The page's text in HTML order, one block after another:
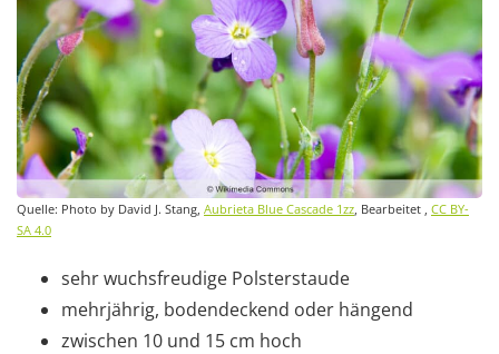
Quelle: Photo by David J. Stang, Aubrieta Blue Cascade 1zz , Bearbeitet , CC BY-
SA 4.0
sehr wuchsfreudige Polsterstaude
mehrjährig, bodendeckend oder hängend
zwischen 10 und 15 cm hoch